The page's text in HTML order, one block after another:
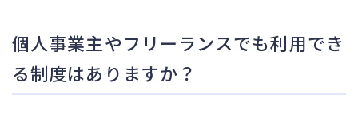
個人事業主やフリーランスでも利用でき
る制度はありますか？